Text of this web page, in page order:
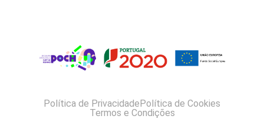
Política de PrivacidadePolítica de Cookies
Termos e Condições